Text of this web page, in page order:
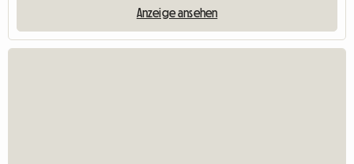
Anzeige ansehen